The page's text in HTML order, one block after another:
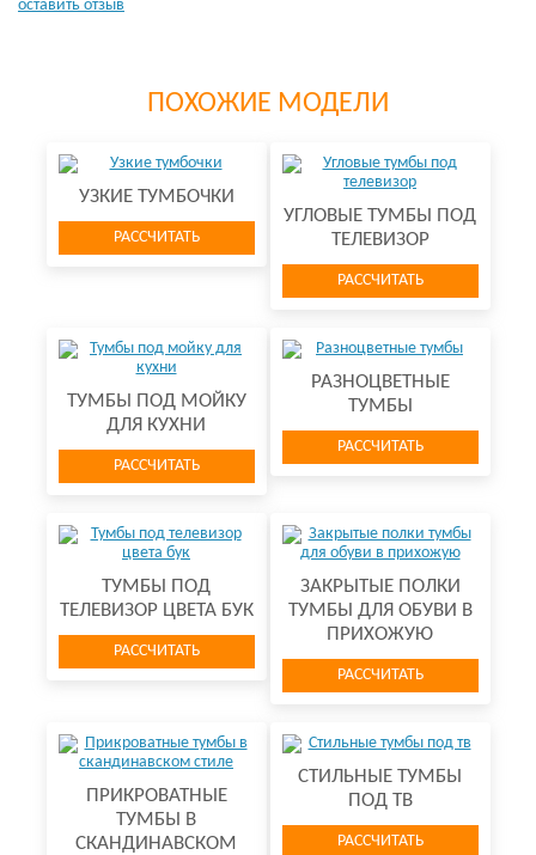
оставить отзыв
ПОХОЖИЕ МОДЕЛИ
УЗКИЕ ТУМБОЧКИ
РАССЧИТАТЬ
УГЛОВЫЕ ТУМБЫ ПОД
ТЕЛЕВИЗОР
РАССЧИТАТЬ
ТУМБЫ ПОД МОЙКУ
ДЛЯ КУХНИ
РАССЧИТАТЬ
РАЗНОЦВЕТНЫЕ
ТУМБЫ
РАССЧИТАТЬ
ТУМБЫ ПОД
ТЕЛЕВИЗОР ЦВЕТА БУК
РАССЧИТАТЬ
ЗАКРЫТЫЕ ПОЛКИ
ТУМБЫ ДЛЯ ОБУВИ В
ПРИХОЖУЮ
РАССЧИТАТЬ
ПРИКРОВАТНЫЕ
ТУМБЫ В
СКАНДИНАВСКОМ
СТИЛЬНЫЕ ТУМБЫ
ПОД ТВ
РАССЧИТАТЬ